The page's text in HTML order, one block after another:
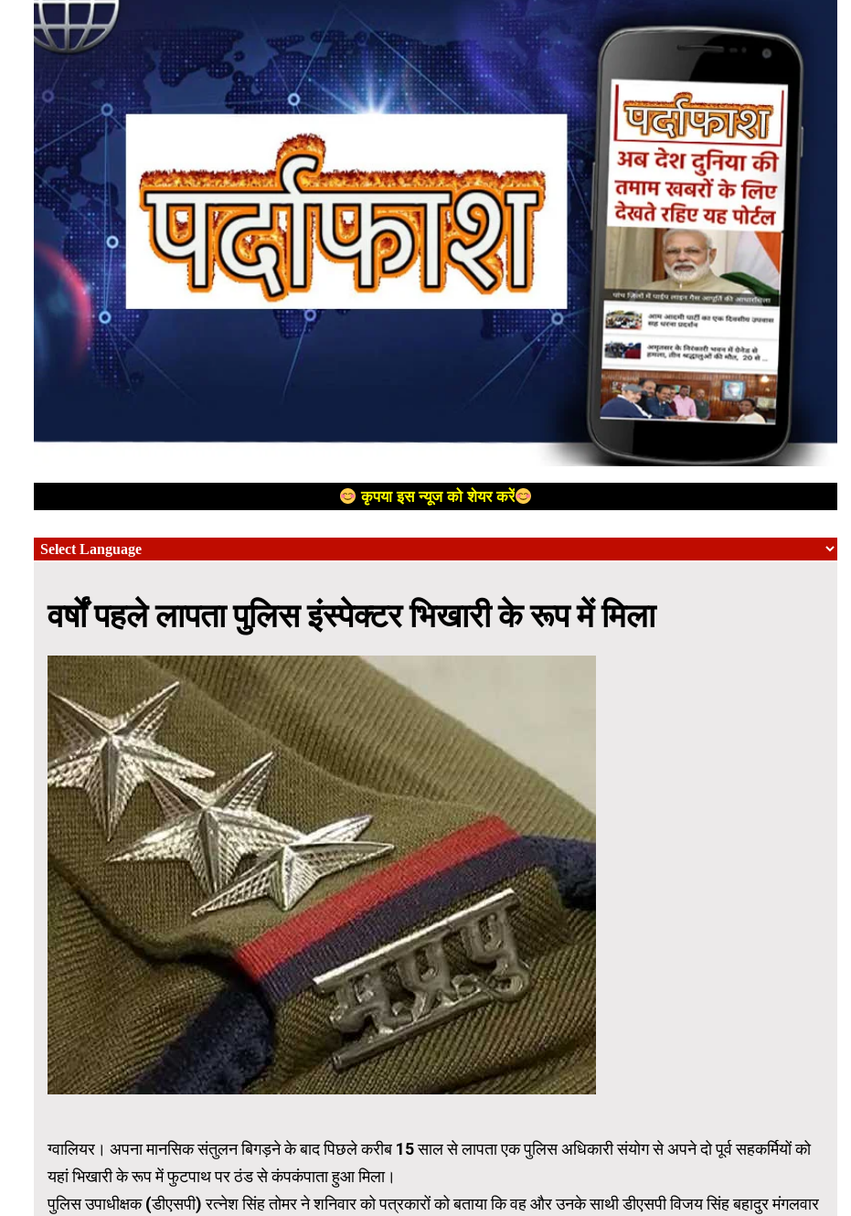
कृपया इस न्यूज को शेयर करें
वर्षों पहले लापता पुलिस इंस्पेक्टर भिखारी के रूप में मिला
ग्वालियर। अपना मानसिक संतुलन बिगड़ने के बाद पिछले करीब 15 साल से लापता एक पुलिस अधिकारी संयोग से अपने दो पूर्व सहकर्मियों को
यहां भिखारी के रूप में फुटपाथ पर ठंड से कंपकंपाता हुआ मिला।
पुलिस उपाधीक्षक (डीएसपी) रत्नेश सिंह तोमर ने शनिवार को पत्रकारों को बताया कि वह और उनके साथी डीएसपी विजय सिंह बहादुर मंगलवार